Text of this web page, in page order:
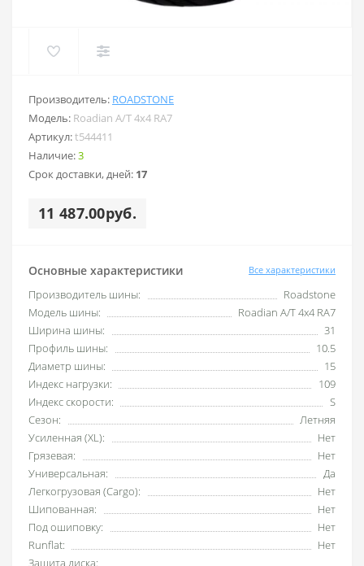
Производитель: ROADSTONE
Модель: Roadian A/T 4x4 RA7
Артикул:t544411
Наличие:3
Срок доставки, дней: 17
11 487.00руб.
Основные характеристики Все характеристики
Производитель шины:
Roadstone
Модель шины:
Roadian A/T 4x4 RA7
Ширина шины:
31
Профиль шины:
10.5
Диаметр шины:
15
Индекс нагрузки:
109
Индекс скорости:
S
Сезон:
Летняя
Усиленная (XL):
Нет
Грязевая:
Нет
Универсальная:
Да
Легкогрузовая (Cargo):
Нет
Шипованная:
Нет
Под ошиповку:
Нет
Runflat:
Нет
Защита диска: